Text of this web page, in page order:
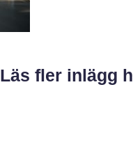
Läs fler inlägg